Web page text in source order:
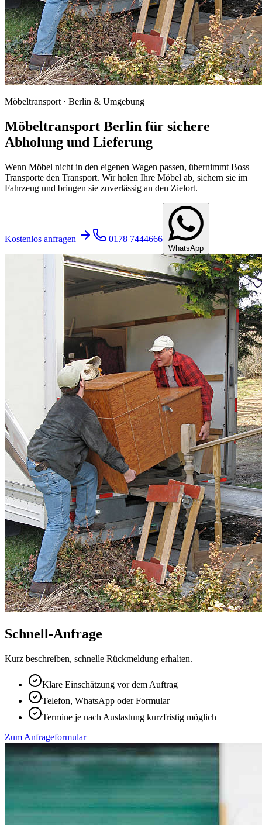
Möbeltransport · Berlin & Umgebung
Möbeltransport Berlin für sichere
Abholung und Lieferung
Wenn Möbel nicht in den eigenen Wagen passen, übernimmt Boss
Transporte den Transport. Wir holen Ihre Möbel ab, sichern sie im
Fahrzeug und bringen sie zuverlässig an den Zielort.
Kostenlos anfragen 0178 7444666
WhatsApp
Schnell-Anfrage
Kurz beschreiben, schnelle Rückmeldung erhalten.
Klare Einschätzung vor dem Auftrag
Telefon, WhatsApp oder Formular
Termine je nach Auslastung kurzfristig möglich
Zum Anfrageformular